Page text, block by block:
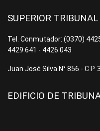
SUPERIOR
Tel. Conmutador: (0370)
4429.641 - 4426.043
Juan José Silva N° 856 - C.P.
EDIFICIO DE